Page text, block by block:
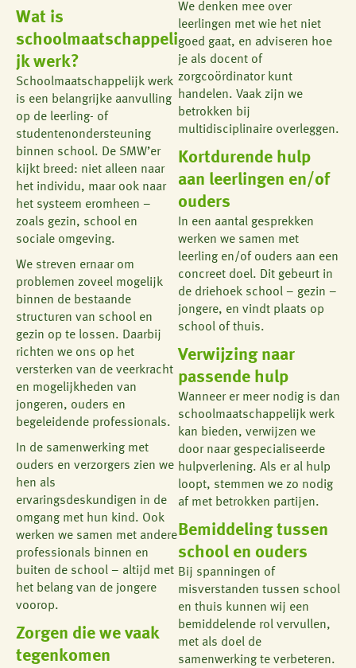
Wat is
schoolmaatschappeli
jk werk?
Schoolmaatschappelijk werk
is een belangrijke aanvulling
op de leerling- of
studentenondersteuning
binnen school. De SMW’er
kijkt breed: niet alleen naar
het individu, maar ook naar
het systeem eromheen –
zoals gezin, school en
sociale omgeving.
We streven ernaar om
problemen zoveel mogelijk
binnen de bestaande
structuren van school en
gezin op te lossen. Daarbij
richten we ons op het
versterken van de veerkracht
en mogelijkheden van
jongeren, ouders en
begeleidende professionals.
In de samenwerking met
ouders en verzorgers zien we
hen als
ervaringsdeskundigen in de
omgang met hun kind. Ook
werken we samen met andere
professionals binnen en
buiten de school – altijd met
het belang van de jongere
voorop.
Zorgen die we vaak
tegenkomen
We denken mee over
leerlingen met wie het niet
goed gaat, en adviseren hoe
je als docent of
zorgcoördinator kunt
handelen. Vaak zijn we
betrokken bij
multidisciplinaire overleggen.
Kortdurende hulp
aan leerlingen en/of
ouders
In een aantal gesprekken
werken we samen met
leerling en/of ouders aan een
concreet doel. Dit gebeurt in
de driehoek school – gezin –
jongere, en vindt plaats op
school of thuis.
Verwijzing naar
passende hulp
Wanneer er meer nodig is dan
schoolmaatschappelijk werk
kan bieden, verwijzen we
door naar gespecialiseerde
hulpverlening. Als er al hulp
loopt, stemmen we zo nodig
af met betrokken partijen.
Bemiddeling tussen
school en ouders
Bij spanningen of
misverstanden tussen school
en thuis kunnen wij een
bemiddelende rol vervullen,
met als doel de
samenwerking te verbeteren.